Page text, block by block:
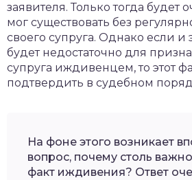
заявителя. Только тогда будет
мог существовать без
своего супруга. Однако если и
будет недостаточно для
супруга иждивенцем, то этот
подтвердить в судебном
На фоне этого возникает
вопрос, почему столь
факт иждивения? Ответ